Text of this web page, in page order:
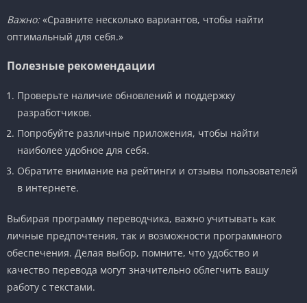
Важно:«Сравните несколько вариантов, чтобы найти
оптимальный для себя.»
Полезные рекомендации
Проверьте наличие обновлений и поддержку
разработчиков.
Попробуйте различные приложения, чтобы найти
наиболее удобное для себя.
Обратите внимание на рейтинги и отзывы пользователей
в интернете.
Выбирая программу переводчика, важно учитывать как
личные предпочтения, так и возможности программного
обеспечения. Делая выбор, помните, что удобство и
качество перевода могут значительно облегчить вашу
работу с текстами.